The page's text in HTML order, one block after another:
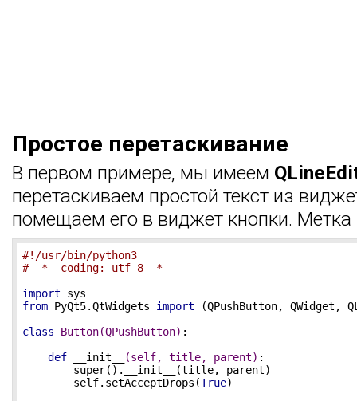
Простое перетаскивание
В первом примере, мы имеем
перетаскиваем простой текст из
помещаем его в виджет кнопки. Метка
#!/usr/bin/python3
# -*- coding: utf-8 -*-
import
from PyQt5.QtWidgets import (QPushButton, QWidget,
class
Button(QPushButton) :
def
__init__ (self, title, parent) :
        super().__init__(title, parent)
        self.setAcceptDrops(
True)